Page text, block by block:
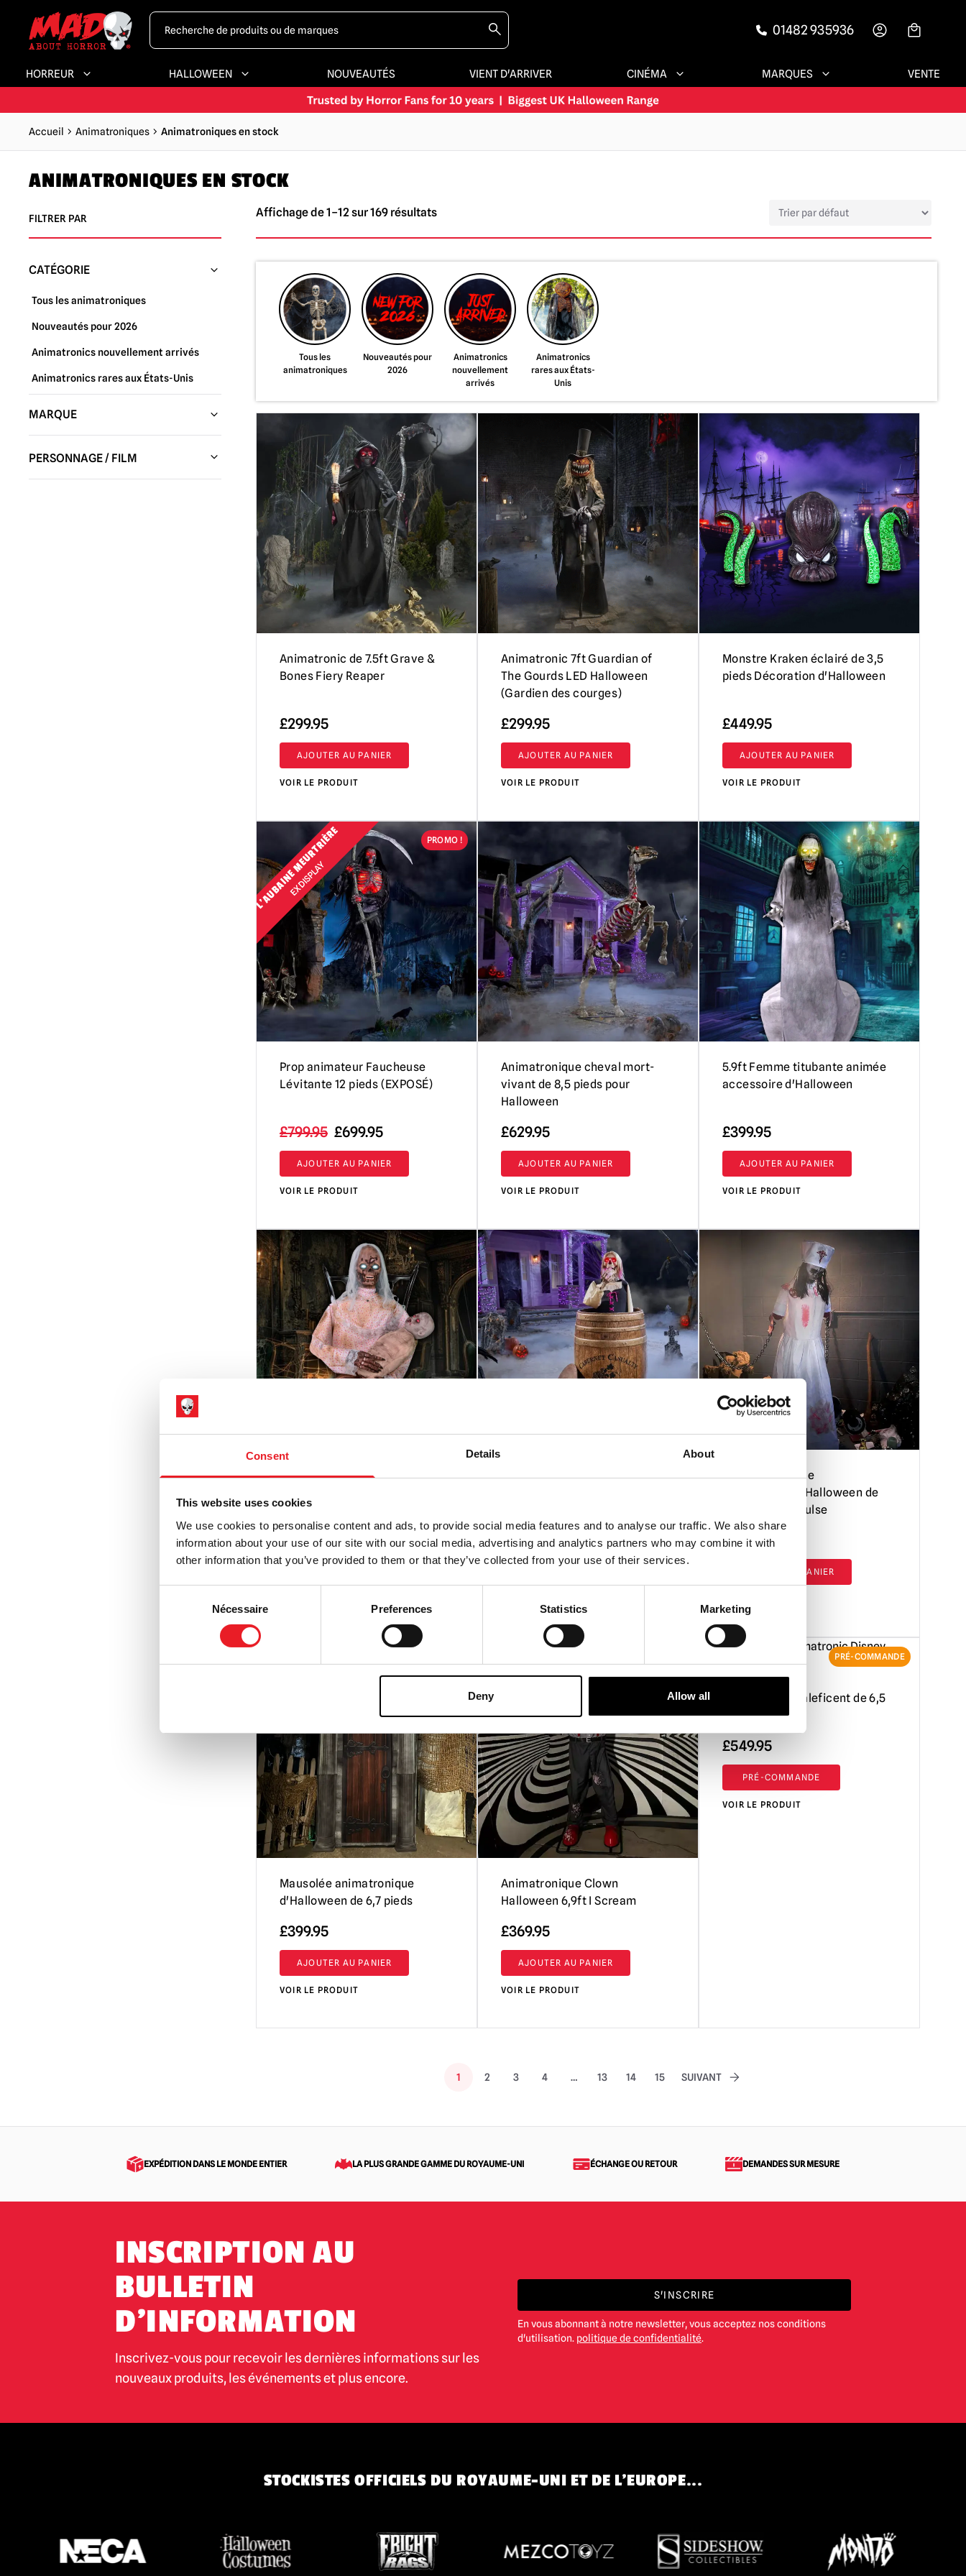
Consent Details About
This website uses cookies
We use cookies to personalise content and ads, to provide social media features and to analyse our traffic. We also share
information about your use of our site with our social media, advertising and analytics partners who may combine it with
other information that you’ve provided to them or that they’ve collected from your use of their services.
Nécessaire Preferences Statistics Marketing
Deny Allow all
01482 935936
HORREUR HALLOWEEN NOUVEAUTÉS VIENT D'ARRIVER CINÉMA MARQUES VENTE
Accueil Animatroniques Animatroniques en stock
ANIMATRONIQUES EN STOCK
FILTRER PAR
CATÉGORIE
Tous les animatroniques
Nouveautés pour 2026
Animatronics nouvellement arrivés
Animatronics rares aux États-Unis
MARQUE
PERSONNAGE / FILM
Affichage de 1–12 sur 169 résultats
Tous les
animatroniques
Nouveautés pour
2026
Animatronics
nouvellement
arrivés
Animatronics
rares aux États-
Unis
Animatronic de 7.5ft Grave &
Bones Fiery Reaper
£299.95
AJOUTER AU PANIER
VOIR LE PRODUIT
Animatronic 7ft Guardian of
The Gourds LED Halloween
(Gardien des courges)
£299.95
AJOUTER AU PANIER
VOIR LE PRODUIT
Monstre Kraken éclairé de 3,5
pieds Décoration d'Halloween
£449.95
AJOUTER AU PANIER
VOIR LE PRODUIT
PROMO !
L'AUBAINE MEURTRIÈRE
EX DISPLAY
Prop animateur Faucheuse
Lévitante 12 pieds (EXPOSÉ)
£799.95 Le
prix
initial
était
799,95
£699.95Le
prix
actuel
699,95
£.
AJOUTER AU PANIER
VOIR LE PRODUIT
Animatronique cheval mort-
vivant de 8,5 pieds pour
Halloween
£629.95
AJOUTER AU PANIER
VOIR LE PRODUIT
5.9ft Femme titubante animée
accessoire d'Halloween
£399.95
AJOUTER AU PANIER
VOIR LE PRODUIT
Gruesome Granny Animated
£ 289.95
Animatronique "Cabernet
£449.95
Infirmière d'asile
animatronique Halloween de
1,58 m qui convulse
£289.95
AJOUTER AU PANIER
Mausolée animatronique
d'Halloween de 6,7 pieds
£399.95
AJOUTER AU PANIER
VOIR LE PRODUIT
Animatronique Clown
Halloween 6,9ft I Scream
£369.95
AJOUTER AU PANIER
VOIR LE PRODUIT
PRÉ-COMMANDE
Animatronic Maleficent de 6,5
pieds
£549.95
PRÉ-COMMANDE
VOIR LE PRODUIT
1 2 3 4 … 13 14 15 SUIVANT
EXPÉDITION DANS LE MONDE ENTIER LA PLUS GRANDE GAMME DU ROYAUME-UNI ÉCHANGE OU RETOUR DEMANDES SUR MESURE
INSCRIPTION AU
BULLETIN
D'INFORMATION
Inscrivez-vous pour recevoir les dernières informations sur les
nouveaux produits, les événements et plus encore.
S'INSCRIRE
En vous abonnant à notre newsletter, vous acceptez nos conditions
d'utilisation. politique de confidentialité.
STOCKISTES OFFICIELS DU ROYAUME-UNI ET DE L'EUROPE...